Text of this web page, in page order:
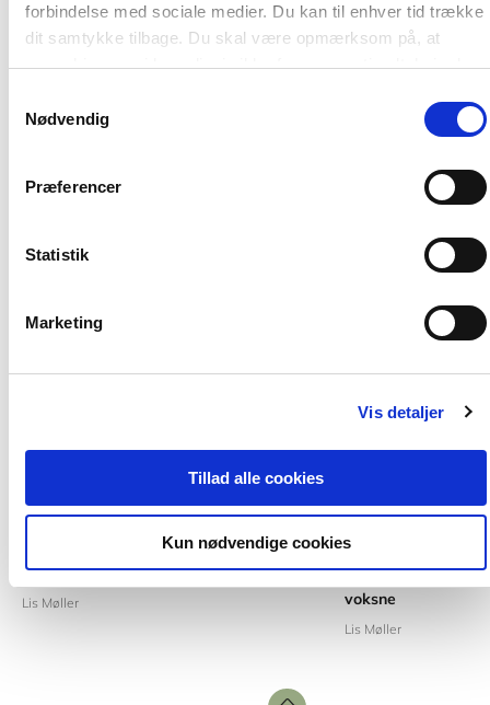
forbindelse med sociale medier. Du kan til enhver tid trække
dit samtykke tilbage. Du skal være opmærksom på, at
vores hjemmeside muligvis ikke fungerer optimalt, hvis du
Nødvendig
Præferencer
Statistik
Marketing
Vis detaljer
Tillad alle cookies
Kun nødvendige cookies
Af samme forfatter
Anerkendelse i praksis
Lis Møller
Softcover med
Relationelle
voksne
Lis Møller